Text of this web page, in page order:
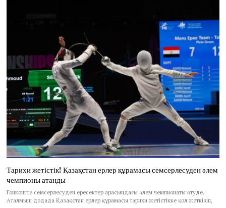
Тарихи жетістік! Қазақстан ерлер құрамасы семсерлесуден әлем
чемпионы атанды
Гонконгте семсерлесуден ересектер арасындағы әлем чемпионаты өтуде.
Аталмыш додада Қазақстан ерлер құрамасы тарихи жетістікке қол жеткізіп,